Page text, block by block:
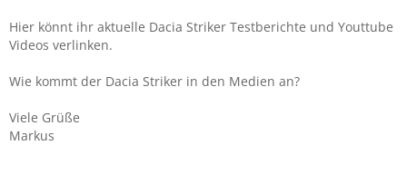
Hier könnt ihr aktuelle Dacia Striker Testberichte und Youttube
Videos verlinken.
Wie kommt der Dacia Striker in den Medien an?
Viele Grüße
Markus